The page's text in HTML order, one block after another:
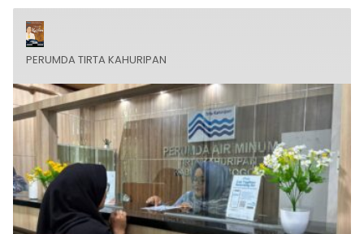
PERUMDA TIRTA KAHURIPAN